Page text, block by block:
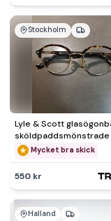
Stockholm
Lyle & Scott
sköldpaddsmönstrade
guldfärgade
Mycket bra skick
550 kr
Halland